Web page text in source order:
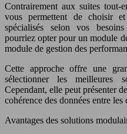
Contrairement aux suites tout-
vous permettent de choisir
spécialisés selon vos
pourriez opter pour un module
module de gestion des
Cette approche offre une
sélectionner les meilleures
Cependant, elle peut présenter
cohérence des données entre
Avantages des solutions